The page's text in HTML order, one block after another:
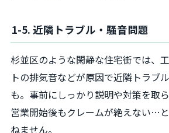
1-5. 近隣トラブル・騒音問題
杉並区のような閑静な住宅街では、
トの排気音などが原因で近隣トラブ
も。事前にしっかり説明や対策を取
営業開始後もクレームが絶えない…
ねません。